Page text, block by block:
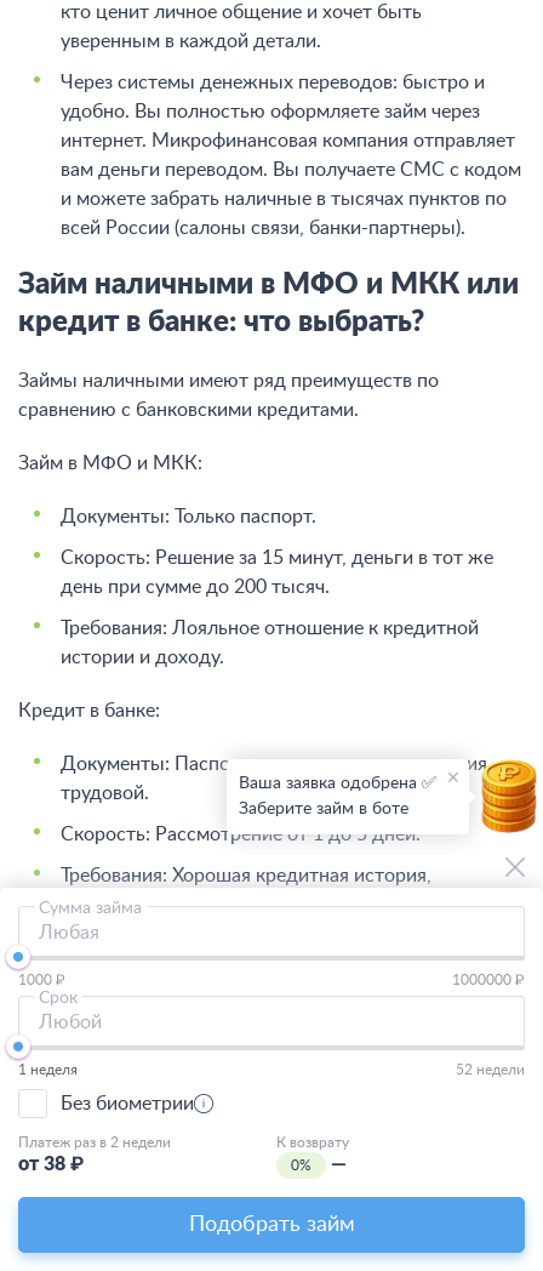
Любая
Сумма займа
1000 ₽ 1000000 ₽
Любой
Срок
1 неделя 52 недели
Без биометрии
Платеж раз в 2 недели
от38 ₽
К возврату
0%
—
Подобрать займ
кто ценит личное общение и хочет быть
уверенным в каждой детали.
Через системы денежных переводов: быстро и
удобно. Вы полностью оформляете займ через
интернет. Микрофинансовая компания отправляет
вам деньги переводом. Вы получаете СМС с кодом
и можете забрать наличные в тысячах пунктов по
всей России (салоны связи, банки-партнеры).
Займ наличными в МФО и МКК или
кредит в банке: что выбрать?
Займы наличными имеют ряд преимуществ по
сравнению с банковскими кредитами.
Займ в МФО и МКК:
Документы: Только паспорт.
Скорость: Решение за 15 минут, деньги в тот же
день при сумме до 200 тысяч.
Требования: Лояльное отношение к кредитной
истории и доходу.
Кредит в банке:
Документы: Паспорт, справка о доходах, копия
трудовой.
Скорость: Рассмотрение от 1 до 5 дней.
Требования: Хорошая кредитная история,
официальная работа.
Вывод: если вам нужна наличка займ срочно и без
лишней бюрократии, микрозаймы наличными – ваш
выбор.
При этом намереваясь оформить микрозайм, помните:
обычно этот вариант предполагает более высокие
кредитами.
Часто задаваемые вопросы
Ваша заявка одобрена ✅
Заберите займ в боте